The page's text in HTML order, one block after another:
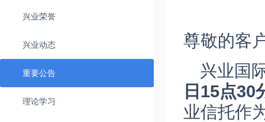
兴业荣誉
兴业动态
重要公告
理论学习
尊敬的客
兴业国
日15点30
业信托作